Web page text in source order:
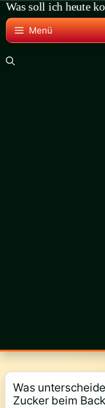
Zum
Inhalt
springen
Was soll ich heute
Menü
Was
Zucker beim